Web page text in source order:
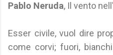
Pablo Neruda, Il vento
Esser civile, vuol dire
come corvi; fuori,